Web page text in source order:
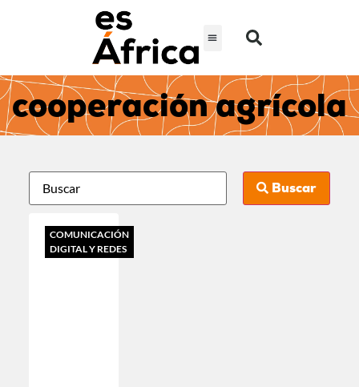
cooperación agrícola
Buscar
COMUNICACIÓN
DIGITAL Y REDES